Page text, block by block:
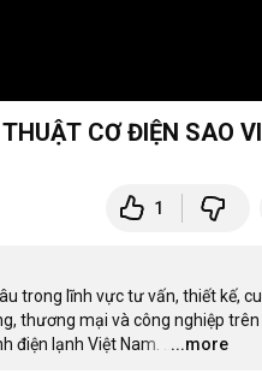
CƠ ĐIỆN SAO
1
trong lĩnh vực tư vấn, thiết kế,
thương mại và công nghiệp
điện lạnh Việt Nam.
…...more